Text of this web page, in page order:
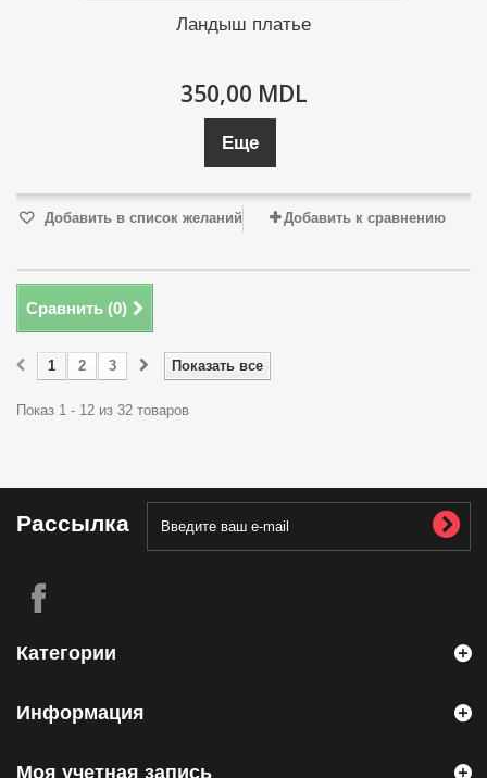
Ландыш платье
350,00 MDL
Еще
Добавить в список желаний Добавить к сравнению
Сравнить (0)
Показать все
1 2 3
Показ 1 - 12 из 32 товаров
Рассылка
Категории
Информация
Моя учетная запись